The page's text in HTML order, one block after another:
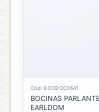
Cód: BOCBOC0641
BOCINAS
EARLDOM